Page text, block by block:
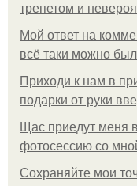
трепетом и
Мой ответ на
всё таки можно
Приходи к нам в
подарки от руки
Щас приедут меня
фотосессию со
Сохраняйте мои